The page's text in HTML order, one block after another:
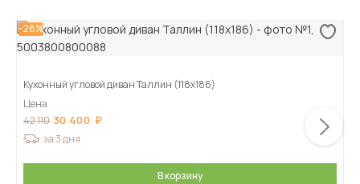
-28%
Кухонный угловой диван Таллин (118х186)
Цена
42 110 30 400
за 3 дня
В корзину